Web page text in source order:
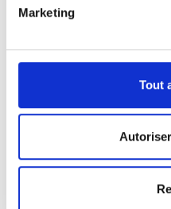
Marketing
Tout